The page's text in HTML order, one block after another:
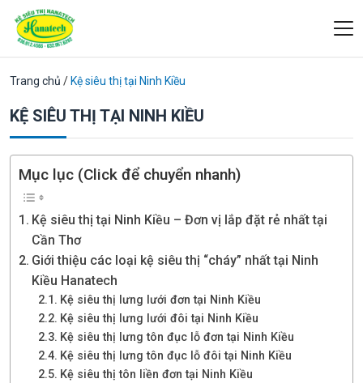
Trang chủ / Kệ siêu thị tại Ninh Kiều
KỆ SIÊU THỊ TẠI NINH KIỀU
Mục lục (Click để chuyển nhanh)
Kệ siêu thị tại Ninh Kiều – Đơn vị lắp đặt rẻ nhất tại
Cần Thơ
Giới thiệu các loại kệ siêu thị “cháy” nhất tại Ninh
Kiều Hanatech
Kệ siêu thị lưng lưới đơn tại Ninh Kiều
Kệ siêu thị lưng lưới đôi tại Ninh Kiều
Kệ siêu thị lưng tôn đục lỗ đơn tại Ninh Kiều
Kệ siêu thị lưng tôn đục lỗ đôi tại Ninh Kiều
Kệ siêu thị tôn liền đơn tại Ninh Kiều